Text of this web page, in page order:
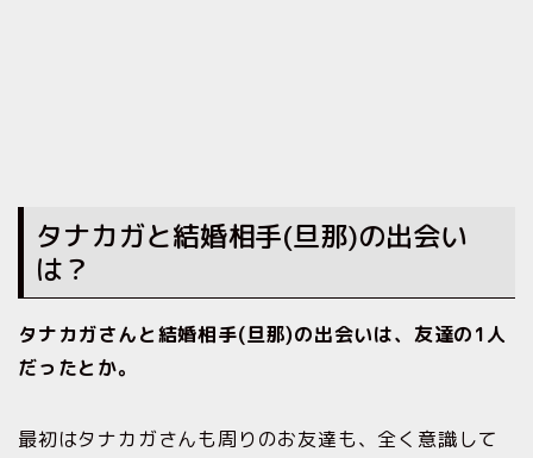
タナカガと結婚相手(旦那)の出会い
は？
タナカガさんと結婚相手(旦那)の出会いは、友達の1人
だったとか。
最初はタナカガさんも周りのお友達も、全く意識して